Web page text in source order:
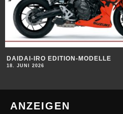
DAIDAI-IRO EDITION-MODELLE
18. JUNI 2026
ANZEIGEN